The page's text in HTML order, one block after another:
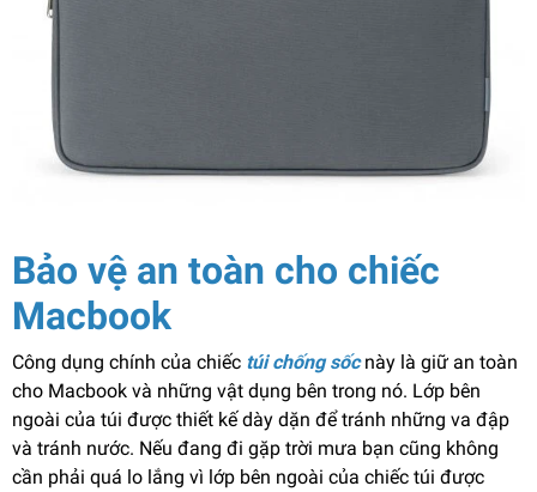
Bảo vệ an toàn cho chiếc
Macbook
Công dụng chính của chiếc túi chống sốcnày là giữ an toàn
cho Macbook và những vật dụng bên trong nó. Lớp bên
ngoài của túi được thiết kế dày dặn để tránh những va đập
và tránh nước. Nếu đang đi gặp trời mưa bạn cũng không
cần phải quá lo lắng vì lớp bên ngoài của chiếc túi được